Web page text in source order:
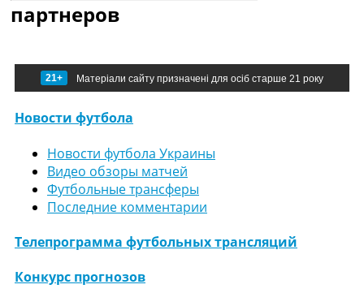
партнеров
21+ Матеріали сайту призначені для осіб старше 21 року
Новости футбола
Новости футбола Украины
Видео обзоры матчей
Футбольные трансферы
Последние комментарии
Телепрограмма футбольных трансляций
Конкурс прогнозов